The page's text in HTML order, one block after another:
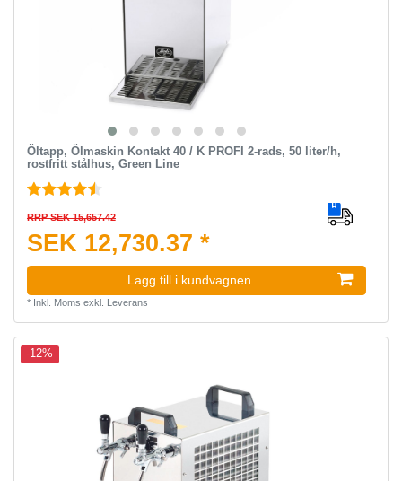
Öltapp, Ölmaskin Kontakt 40 / K PROFI 2-rads, 50 liter/h,
rostfritt stålhus, Green Line
RRP SEK 15,657.42
SEK 12,730.37 *
Lagg till i kundvagnen
* Inkl. Moms exkl. Leverans
-12%